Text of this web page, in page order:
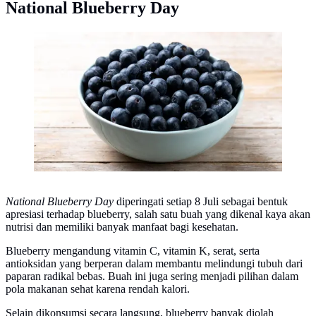
National Blueberry Day
Blueberry (Photo: chandlervid85/Magnific)
National Blueberry Day diperingati setiap 8 Juli sebagai bentuk
apresiasi terhadap blueberry, salah satu buah yang dikenal kaya akan
nutrisi dan memiliki banyak manfaat bagi kesehatan.
Blueberry mengandung vitamin C, vitamin K, serat, serta
antioksidan yang berperan dalam membantu melindungi tubuh dari
paparan radikal bebas. Buah ini juga sering menjadi pilihan dalam
pola makanan sehat karena rendah kalori.
Selain dikonsumsi secara langsung, blueberry banyak diolah